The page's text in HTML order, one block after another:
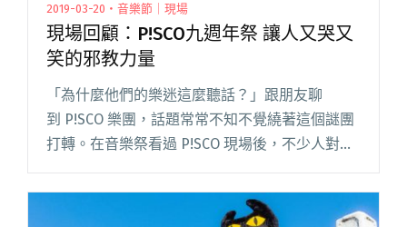
2019-03-20・音樂節｜現場
現場回顧：P!SCO九週年祭 讓人又哭又
笑的邪教力量
「為什麼他們的樂迷這麼聽話？」跟朋友聊
到 P!SCO 樂團，話題常常不知不覺繞著這個謎團
打轉。在音樂祭看過 P!SCO 現場後，不少人對於
下跟著唱跟著跳、底下的人就會照做啊！
Livehouse 的閱讀全文 "現場回顧：P!SCO九週年